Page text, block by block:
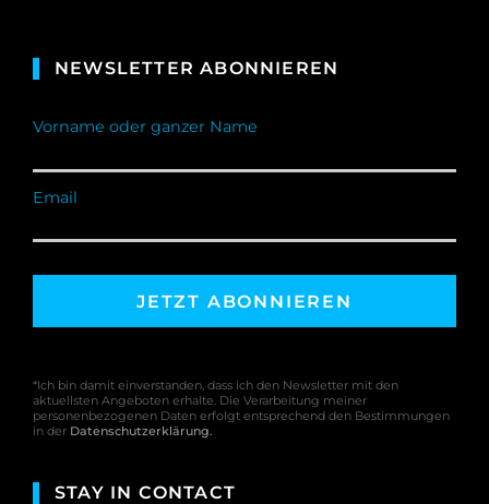
STAY IN CONTACT
NEWSLETTER ABONNIEREN
Vorname oder ganzer Name
Email
*Ich bin damit einverstanden, dass ich den Newsletter mit den
aktuellsten Angeboten erhalte. Die Verarbeitung meiner
personenbezogenen Daten erfolgt entsprechend den Bestimmungen
in der Datenschutzerklärung.